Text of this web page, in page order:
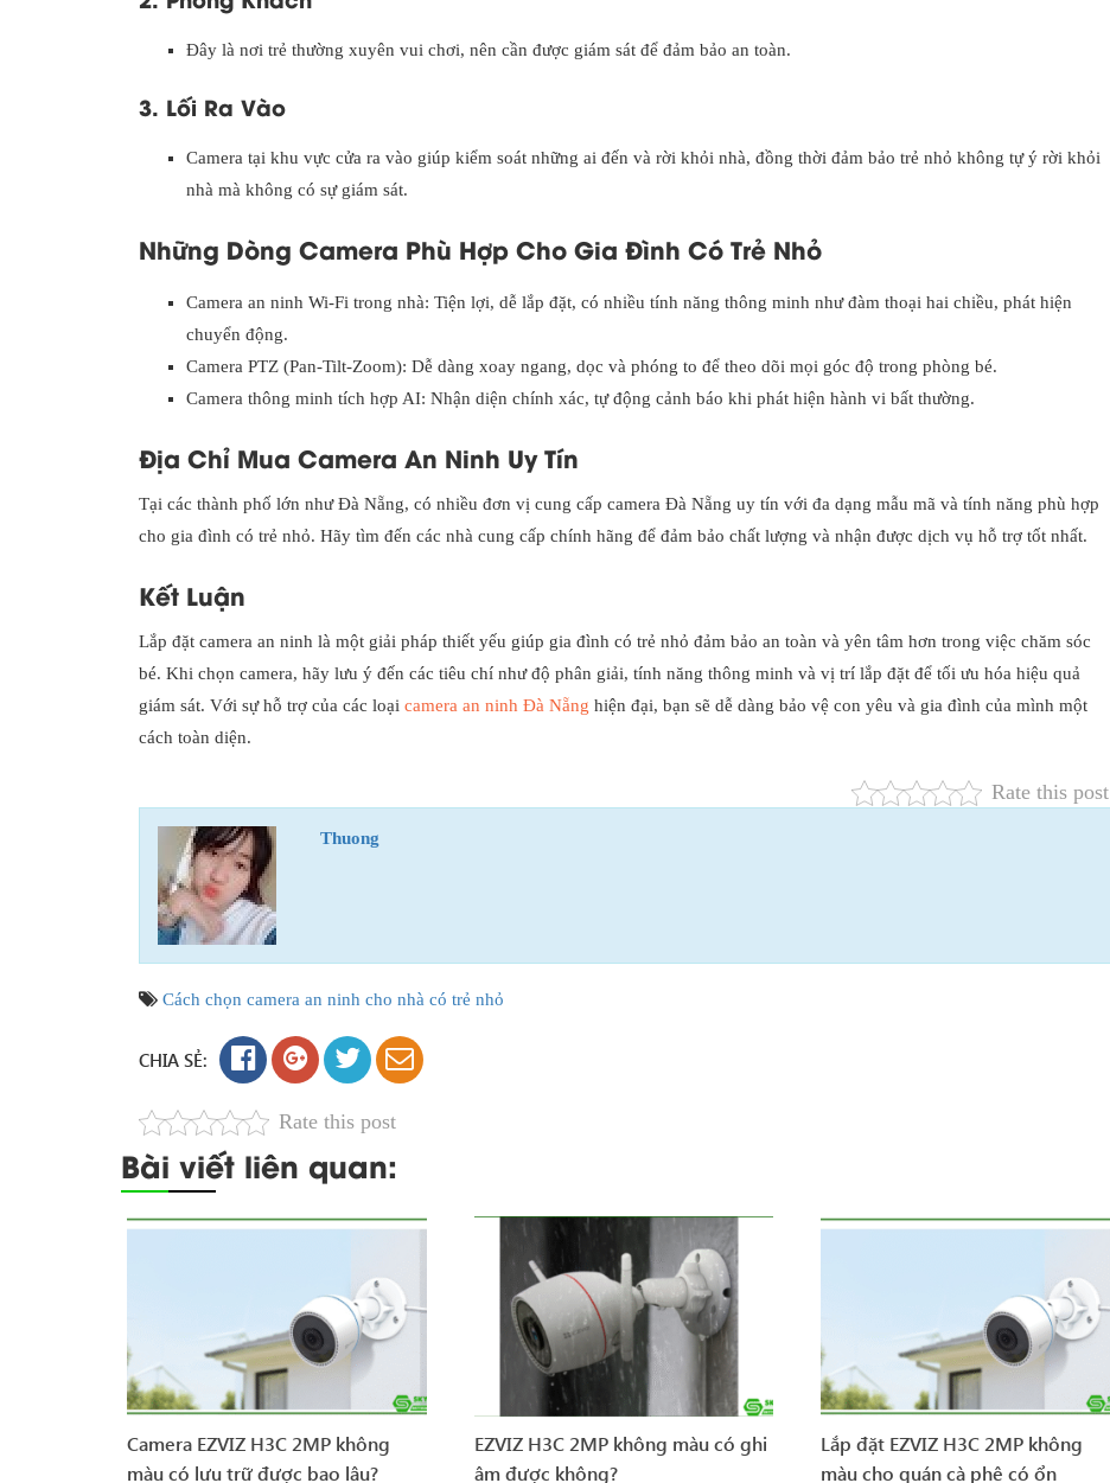
Đây là nơi trẻ thường xuyên vui chơi, nên cần được giám sát để đảm bảo an toàn.
3. Lối Ra Vào
Camera tại khu vực cửa ra vào giúp kiểm soát những ai đến và rời khỏi nhà, đồng thời đảm bảo trẻ nhỏ không tự ý rời khỏi
nhà mà không có sự giám sát.
Những Dòng Camera Phù Hợp Cho Gia Đình Có Trẻ Nhỏ
Camera an ninh Wi-Fi trong nhà: Tiện lợi, dễ lắp đặt, có nhiều tính năng thông minh như đàm thoại hai chiều, phát hiện
chuyển động.
Camera PTZ (Pan-Tilt-Zoom): Dễ dàng xoay ngang, dọc và phóng to để theo dõi mọi góc độ trong phòng bé.
Camera thông minh tích hợp AI: Nhận diện chính xác, tự động cảnh báo khi phát hiện hành vi bất thường.
Địa Chỉ Mua Camera An Ninh Uy Tín
Tại các thành phố lớn như Đà Nẵng, có nhiều đơn vị cung cấp camera Đà Nẵng uy tín với đa dạng mẫu mã và tính năng phù hợp
cho gia đình có trẻ nhỏ. Hãy tìm đến các nhà cung cấp chính hãng để đảm bảo chất lượng và nhận được dịch vụ hỗ trợ tốt nhất.
Kết Luận
Lắp đặt camera an ninh là một giải pháp thiết yếu giúp gia đình có trẻ nhỏ đảm bảo an toàn và yên tâm hơn trong việc chăm sóc
bé. Khi chọn camera, hãy lưu ý đến các tiêu chí như độ phân giải, tính năng thông minh và vị trí lắp đặt để tối ưu hóa hiệu quả
giám sát. Với sự hỗ trợ của các loại camera an ninh Đà Nẵng hiện đại, bạn sẽ dễ dàng bảo vệ con yêu và gia đình của mình một
cách toàn diện.
Rate this post
Thuong
Cách chọn camera an ninh cho nhà có trẻ nhỏ
CHIA SẺ:
Rate this post
Bài viết liên quan:
Camera EZVIZ H3C 2MP không
màu có lưu trữ được bao lâu?
EZVIZ H3C 2MP không màu có ghi
âm được không?
Lắp đặt EZVIZ H3C 2MP không
màu cho quán cà phê có ổn